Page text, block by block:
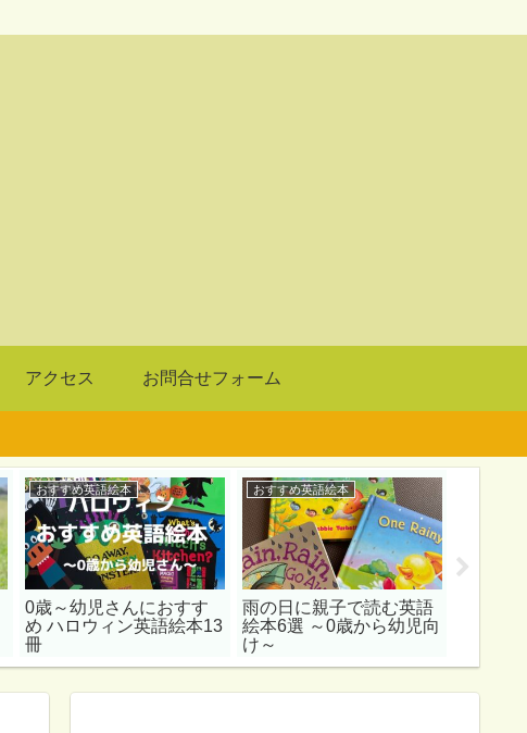
アクセス お問合せフォーム
おすすめ英語絵本
0歳～幼児さんにおすす
め ハロウィン英語絵本13
冊
おすすめ英語絵本
雨の日に親子で読む英語
絵本6選 ～0歳から幼児向
け～